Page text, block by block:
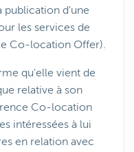
publication d'une
les services de
Co-location Offer).
qu'elle vient de
relative à son
Co-location
intéressées à lui
en relation avec